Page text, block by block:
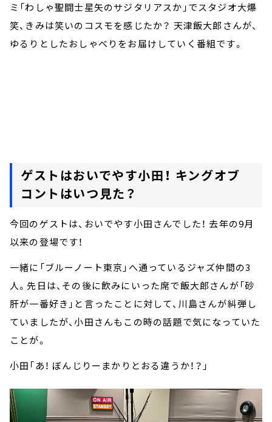
ミ「わしゃ聖闘士星矢のサジタリアスか」でスタジオ大爆
笑、きみは笑いのコスモを感じたか？ 天津飯大郎さんが、
ゆるりとしたおしゃべりをお届けしていく番組です。
ゲストはおいでやす小田！ キングオブ
コントはいつ見た？
今回のゲストは、おいでやす小田さんでした！ 去年の9月
以来の登場です！
一緒に「ブルーノート東京」へ通っているジャズ仲間の3
人。先日は、その後に飲みにいった席で飯大郎さんが「砂
肝が一番好き」と言ったことに対して、川島さんが糾弾し
ていましたが、小田さんもこの時の話題で気になっていた
ことが。
小田「あ！ ぼんじりーまかりとおる違うか！？」